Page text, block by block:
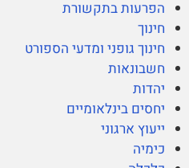
הפרעות בתקשורת
חינוך
חינוך גופני ומדעי הספורט
חשבונאות
יהדות
יחסים בינלאומיים
ייעוץ ארגוני
כימיה